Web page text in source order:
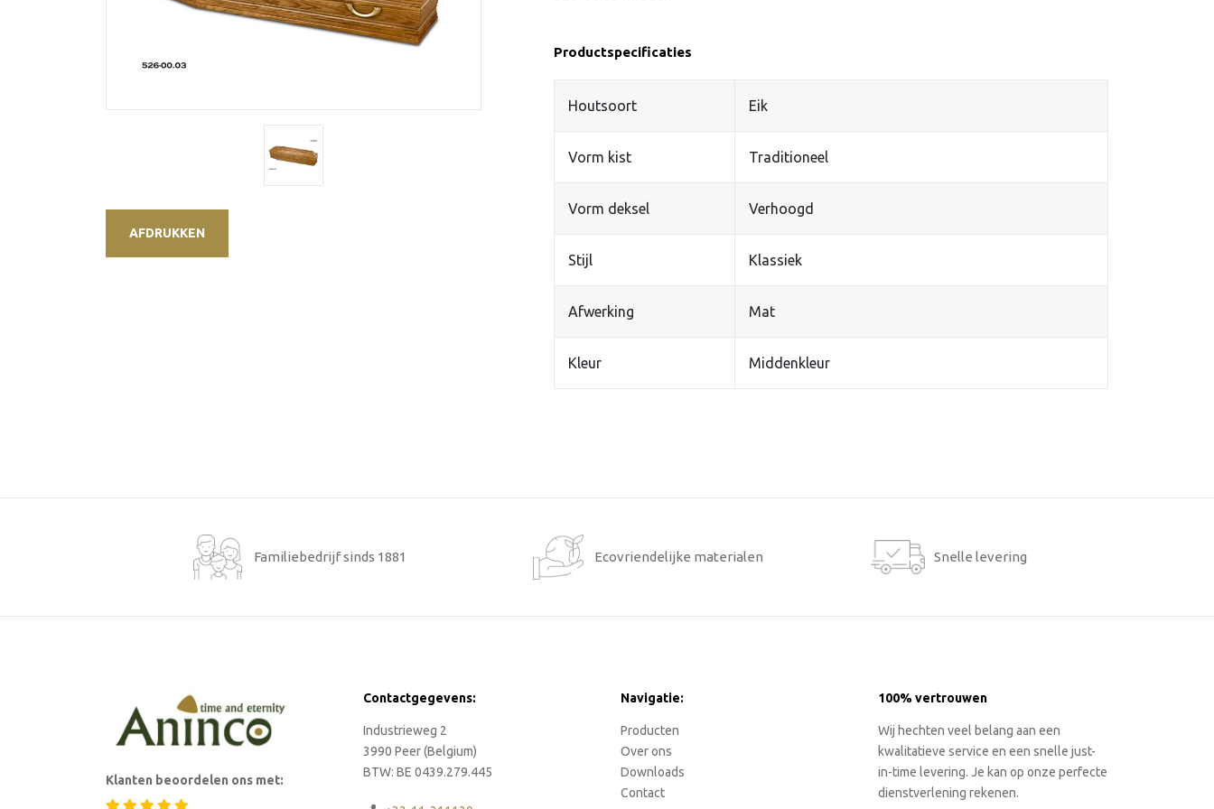
AFDRUKKEN
Productspecificaties
Houtsoort Eik
Vorm kist Traditioneel
Vorm deksel Verhoogd
Stijl Klassiek
Afwerking Mat
Kleur Middenkleur
Familiebedrijf sinds 1881 Ecovriendelijke materialen Snelle levering
Klanten beoordelen ons met:
Contactgegevens:
Industrieweg 2
3990 Peer (Belgium)
BTW: BE 0439.279.445
Navigatie:
Producten
Over ons
Downloads
Contact
100% vertrouwen
Wij hechten veel belang aan een
kwalitatieve service en een snelle just-
in-time levering. Je kan op onze perfecte
dienstverlening rekenen.